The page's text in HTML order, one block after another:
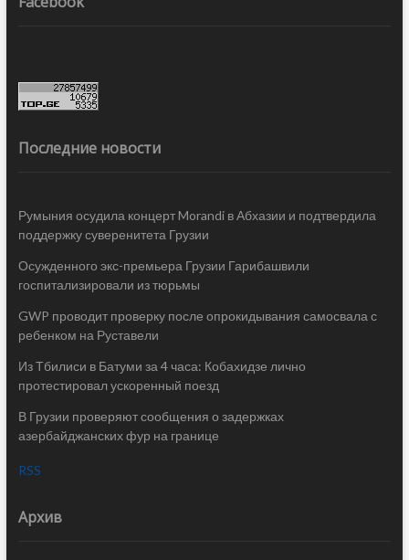
Последние новости
Румыния осудила концерт Morandi в Абхазии и подтвердила
поддержку суверенитета Грузии
Осужденного экс-премьера Грузии Гарибашвили
госпитализировали из тюрьмы
GWP проводит проверку после опрокидывания самосвала с
ребенком на Руставели
Из Тбилиси в Батуми за 4 часа: Кобахидзе лично
протестировал ускоренный поезд
В Грузии проверяют сообщения о задержках
азербайджанских фур на границе
RSS
Архив